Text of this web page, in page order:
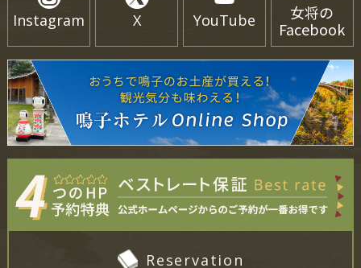
Instagram X YouTube
女将の
Facebook
Reservation